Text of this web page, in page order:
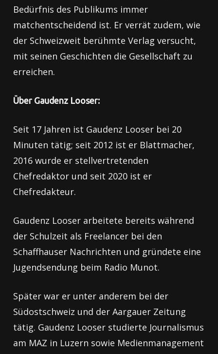
Bedürfnis des Publikums immer
matchentscheidend ist. Er verrät zudem, wie
der Schweizweit berühmte Verlag versucht,
mit seinen Geschichten die Gesellschaft zu
erreichen.
Über Gaudenz Looser:
Seit 17 Jahren ist Gaudenz Looser bei 20
Minuten tätig; seit 2012 ist er Blattmacher,
2016 wurde er stellvertretenden
Chefredaktor und seit 2020 ist er
Chefredakteur.
Gaudenz Looser arbeitete bereits während
der Schulzeit als Freelancer bei den
Schaffhauser Nachrichten und gründete eine
Jugendsendung beim Radio Munot.
Später war er unter anderem bei der
Südostschweiz und der Aargauer Zeitung
tätig. Gaudenz Looser studierte Journalismus
am MAZ in Luzern sowie Medienmanagement